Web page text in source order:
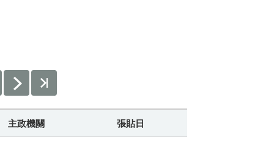
主政機關 張貼日